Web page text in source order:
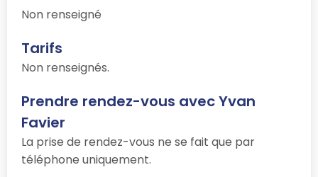
Non renseigné
Tarifs
Non renseignés.
Prendre rendez-vous avec Yvan
Favier
La prise de rendez-vous ne se fait que par
téléphone uniquement.